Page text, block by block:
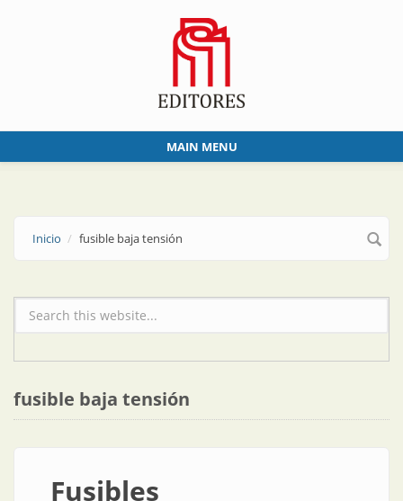
MAIN MENU
Inicio fusible baja tensión
Formulario de búsqueda
fusible baja tensión
Fusibles